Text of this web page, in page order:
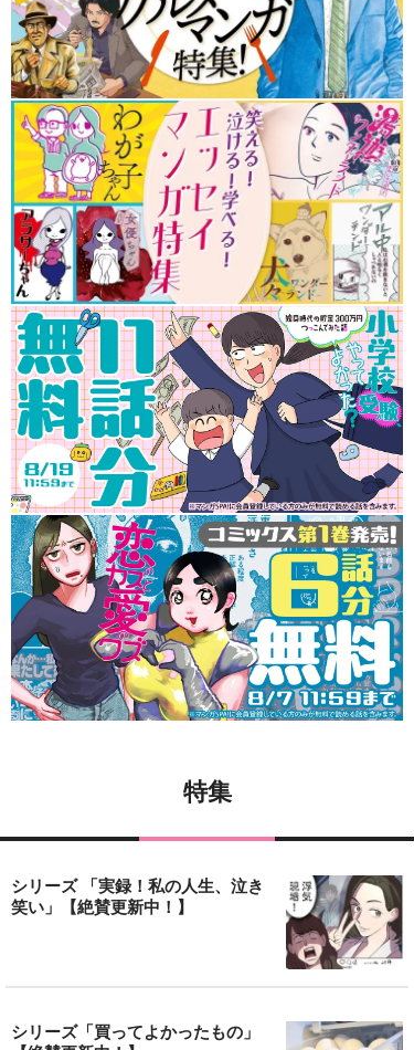
特集
シリーズ 「実録！私の人生、泣き
笑い」【絶賛更新中！】
シリーズ「買ってよかったもの」